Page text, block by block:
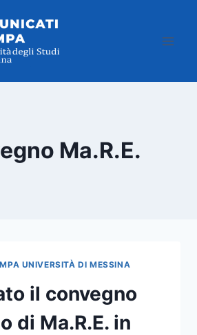
Ma.R.E.
UNIVERSITÀ DI MESSINA
il convegno
di Ma.R.E. in